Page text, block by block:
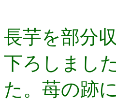
長芋を部分
下ろしまし
た。苺の跡